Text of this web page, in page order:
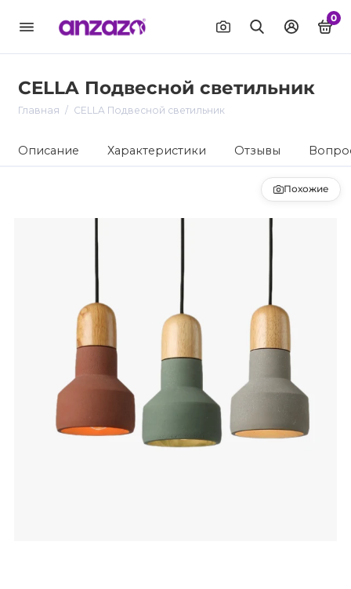
0
CELLA Подвесной светильник
Главная CELLA Подвесной светильник
Описание Характеристики Отзывы
Похожие